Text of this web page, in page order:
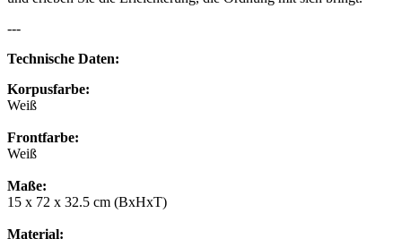
---
Technische Daten:
Korpusfarbe:
Weiß
Frontfarbe:
Weiß
Maße:
15 x 72 x 32.5 cm (BxHxT)
Material: